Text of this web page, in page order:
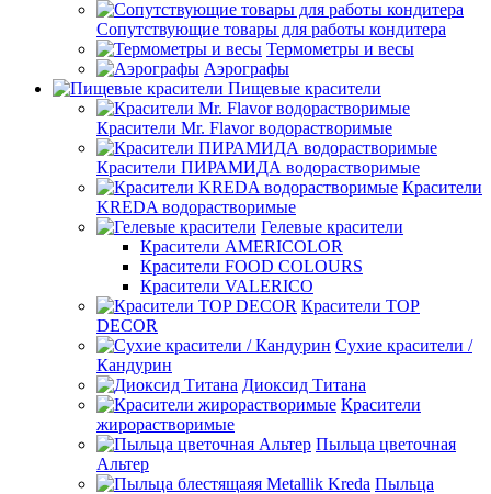
Сопутствующие товары для работы кондитера
Термометры и весы
Аэрографы
Пищевые красители
Красители Mr. Flavor водорастворимые
Красители ПИРАМИДА водорастворимые
Красители
KREDA водорастворимые
Гелевые красители
Красители AMERICOLOR
Красители FOOD COLOURS
Красители VALERICO
Красители TOP
DECOR
Сухие красители /
Кандурин
Диоксид Титана
Красители
жирорастворимые
Пыльца цветочная
Альтер
Пыльца